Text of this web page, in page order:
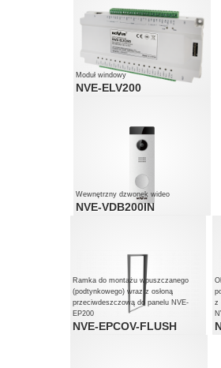
Moduł windowy
NVE-ELV200
Wewnętrzny dzwonek wideo
NVE-VDB200IN
Ramka do montażu wpuszczanego
(podtynkowego) wraz z osłoną
przeciwdeszczową do panelu NVE-
EP200
NVE-EPCOV-FLUSH
z